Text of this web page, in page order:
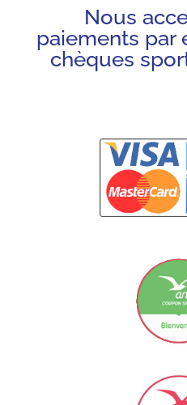
Nous
paiements par
chèques
Carte